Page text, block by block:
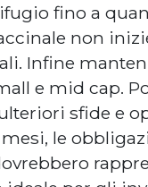
fino a
non
Infine
e mid cap.
sfide e
le